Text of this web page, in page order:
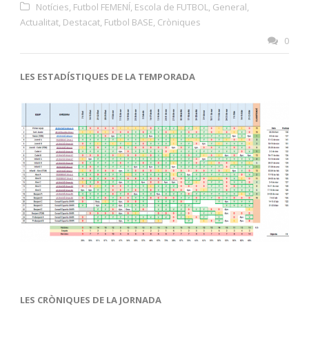
Notícies, Futbol FEMENÍ, Escola de FUTBOL, General,
Actualitat, Destacat, Futbol BASE, Cròniques
0
LES ESTADÍSTIQUES DE LA TEMPORADA
LES CRÒNIQUES DE LA JORNADA